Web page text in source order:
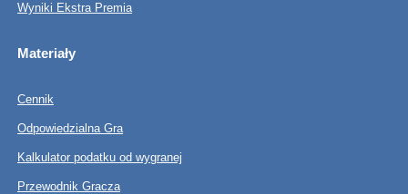
Wyniki Ekstra Premia
Materiały
Cennik
Odpowiedzialna Gra
Kalkulator podatku od wygranej
Przewodnik Gracza